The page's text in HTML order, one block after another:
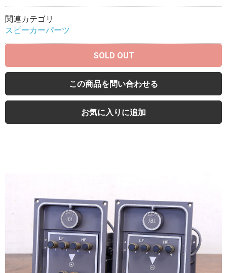
関連カテゴリ
スピーカーパーツ
SOLD OUT
この商品を問い合わせる
お気に入りに追加